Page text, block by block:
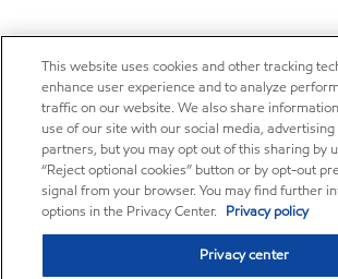
This website uses cookies and other tracking
enhance user experience and to analyze
traffic on our website. We also share
use of our site with our social media, advertising
partners, but you may opt out of this sharing by
“Reject optional cookies” button or by opt-out
signal from your browser. You may find further
options in the Privacy Center. Privacy policy
Privacy center